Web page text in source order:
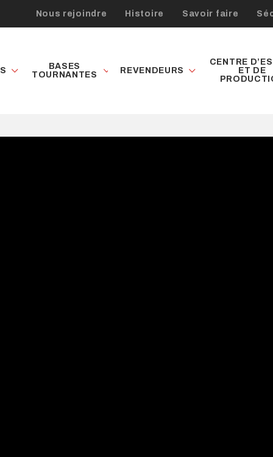
Nous rejoindre Histoire Savoir faire
BASES
TOURNANTES
REVENDEURS
CENTRE
ET DE